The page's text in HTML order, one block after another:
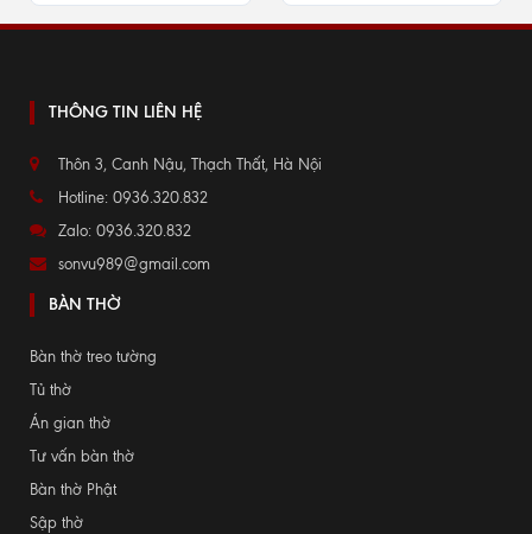
THÔNG TIN LIÊN HỆ
Thôn 3, Canh Nậu, Thạch Thất, Hà Nội
Hotline: 0936.320.832
Zalo: 0936.320.832
sonvu989@gmail.com
BÀN THỜ
Bàn thờ treo tường
Tủ thờ
Án gian thờ
Tư vấn bàn thờ
Bàn thờ Phật
Sập thờ